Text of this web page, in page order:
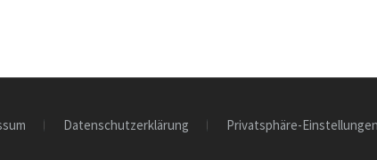
Datenschutzerklärung Privatsphäre-Einstellungen